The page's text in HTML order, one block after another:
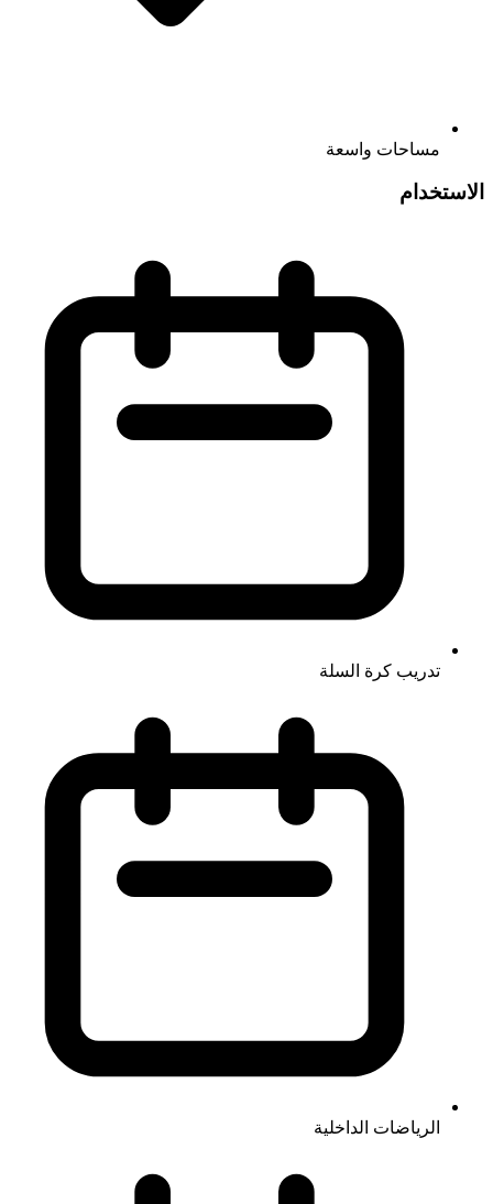
مساحات واسعة
الاستخدام
تدريب كرة السلة
الرياضات الداخلية